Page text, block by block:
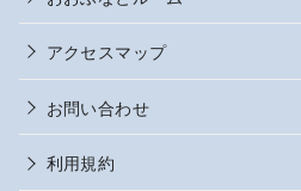
アクセスマップ
お問い合わせ
利用規約